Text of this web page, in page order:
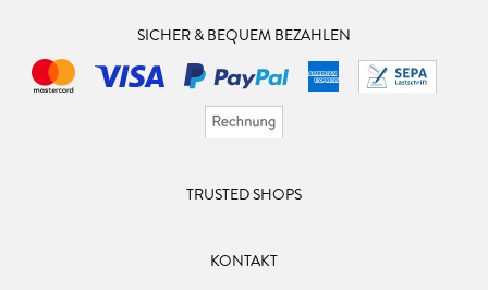
SICHER & BEQUEM BEZAHLEN
TRUSTED SHOPS
KONTAKT